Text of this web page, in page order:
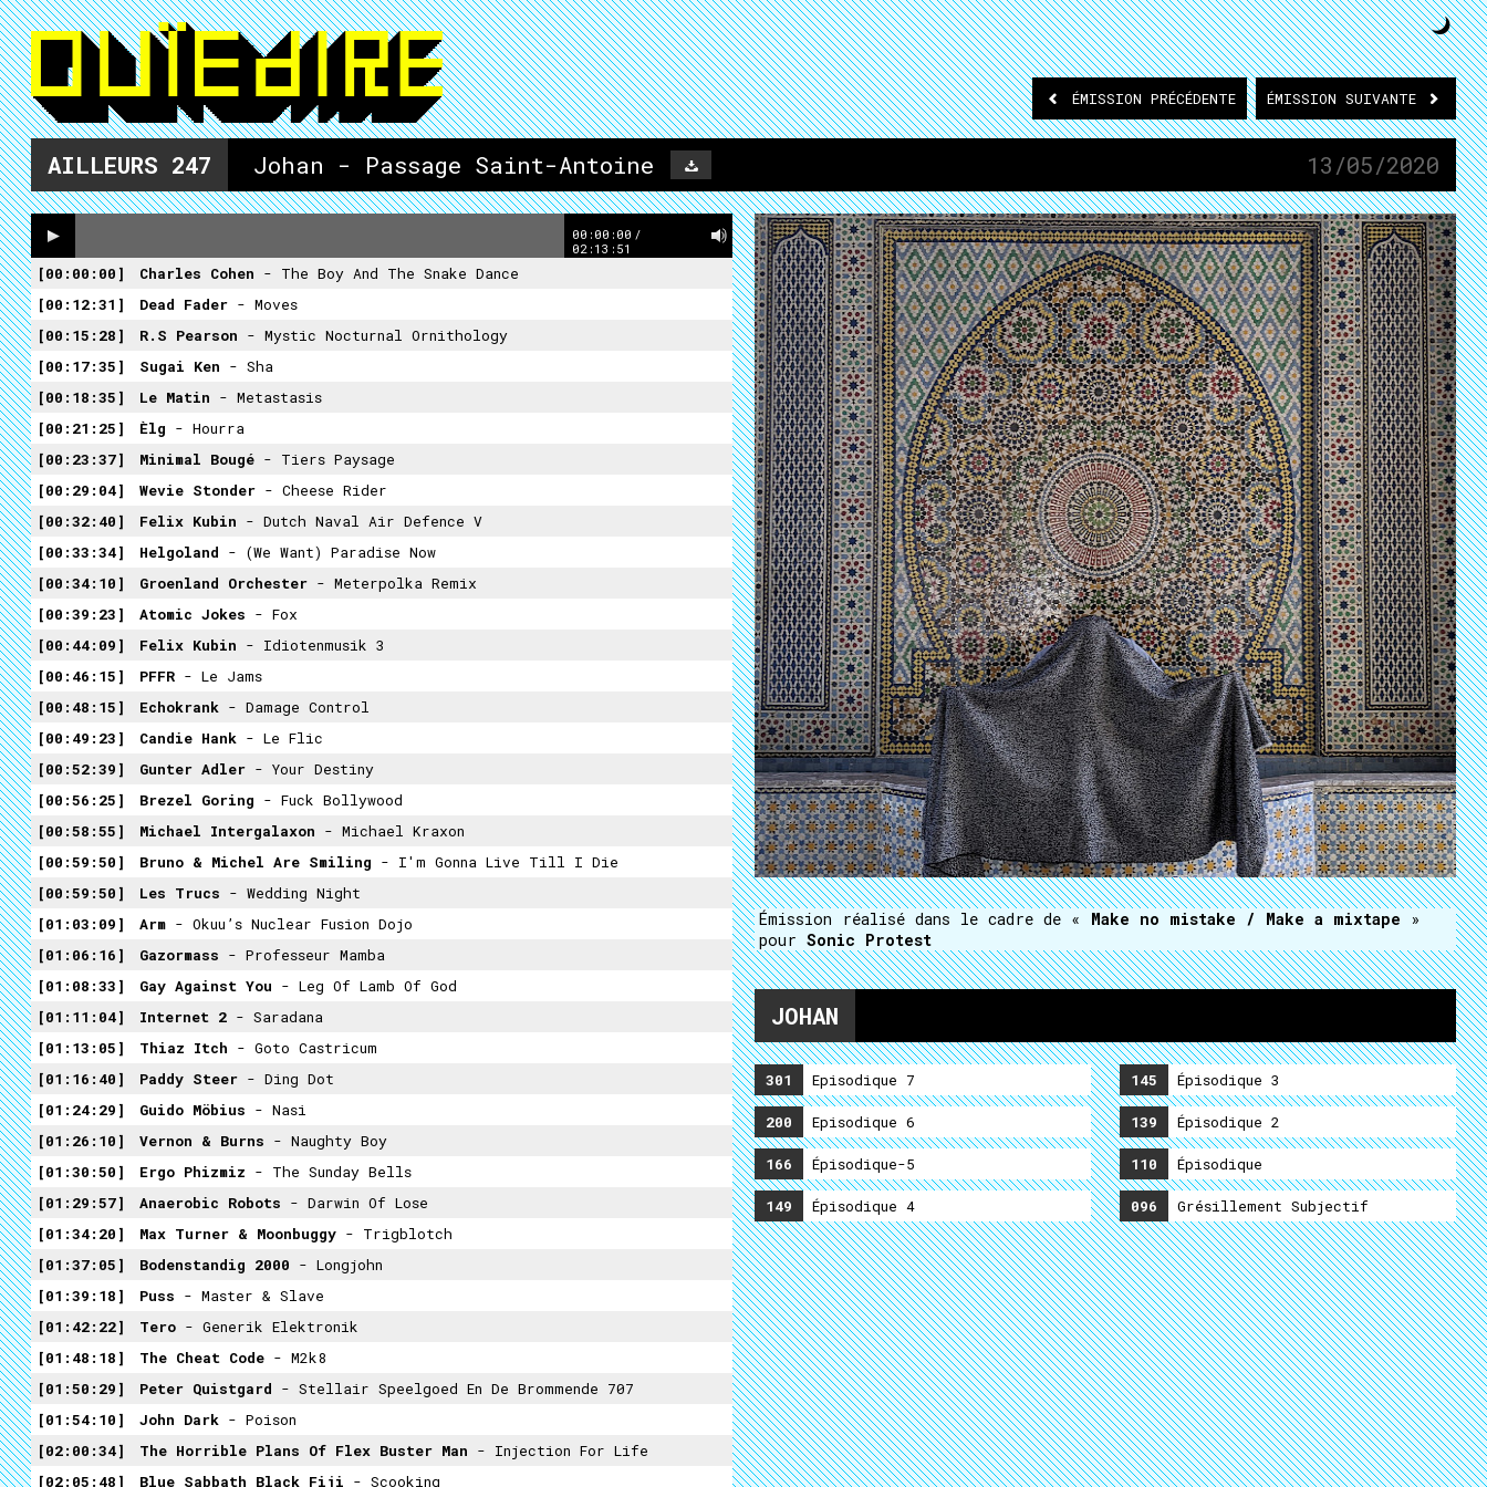
ÉMISSION PRÉCÉDENTE ÉMISSION SUIVANTE
AILLEURS 247 Johan - Passage Saint-Antoine 13/05/2020
00:00:00 /
02:13:51
00:00:00 Charles Cohen - The Boy And The Snake Dance
00:12:31
Dead Fader - Moves
00:15:28
R.S Pearson - Mystic Nocturnal Ornithology
00:17:35
Sugai Ken - Sha
00:18:35
Le Matin - Metastasis
00:21:25
Èlg - Hourra
00:23:37
Minimal Bougé - Tiers Paysage
00:29:04
Wevie Stonder - Cheese Rider
00:32:40
Felix Kubin - Dutch Naval Air Defence V
00:33:34
Helgoland - (We Want) Paradise Now
00:34:10
Groenland Orchester - Meterpolka Remix
00:39:23
Atomic Jokes - Fox
00:44:09
Felix Kubin - Idiotenmusik 3
00:46:15
PFFR - Le Jams
00:48:15
Echokrank - Damage Control
00:49:23
Candie Hank - Le Flic
00:52:39
Gunter Adler - Your Destiny
00:56:25
Brezel Goring - Fuck Bollywood
00:58:55
Michael Intergalaxon - Michael Kraxon
00:59:50
Bruno & Michel Are Smiling - I'm Gonna Live Till I Die
00:59:50
Les Trucs - Wedding Night
01:03:09
Arm - Okuu’s Nuclear Fusion Dojo
01:06:16
Gazormass - Professeur Mamba
01:08:33
Gay Against You - Leg Of Lamb Of God
01:11:04
Internet 2 - Saradana
01:13:05
Thiaz Itch - Goto Castricum
01:16:40
Paddy Steer - Ding Dot
01:24:29
Guido Möbius - Nasi
01:26:10
Vernon & Burns - Naughty Boy
01:30:50
Ergo Phizmiz - The Sunday Bells
01:29:57
Anaerobic Robots - Darwin Of Lose
01:34:20
Max Turner & Moonbuggy - Trigblotch
01:37:05
Bodenstandig 2000 - Longjohn
01:39:18
Puss - Master & Slave
01:42:22
Tero - Generik Elektronik
01:48:18
The Cheat Code - M2k8
01:50:29
Peter Quistgard - Stellair Speelgoed En De Brommende 707
01:54:10
John Dark - Poison
02:00:34
The Horrible Plans Of Flex Buster Man - Injection For Life
02:05:48
Blue Sabbath Black Fiji - Scooking
Émission réalisé dans le cadre de « Make no mistake / Make a mixtape »
pour Sonic Protest
JOHAN
301 Episodique 7
200 Episodique 6
166 Épisodique-5
149 Épisodique 4
145 Épisodique 3
139 Épisodique 2
110 Épisodique
096 Grésillement Subjectif